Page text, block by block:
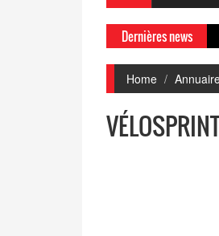
Dernières news
Home